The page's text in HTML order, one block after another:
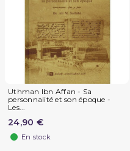
Uthman Ibn Affan - Sa
personnalité et son époque -
Les...
24,90 €
En stock